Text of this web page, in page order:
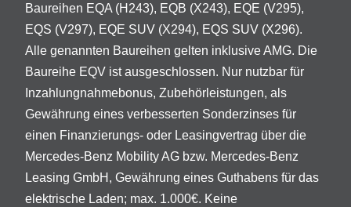
Baureihen EQA (H243), EQB (X243), EQE (V295),
EQS (V297), EQE SUV (X294), EQS SUV (X296).
Alle genannten Baureihen gelten inklusive AMG. Die
Baureihe EQV ist ausgeschlossen. Nur nutzbar für
Inzahlungnahmebonus, Zubehörleistungen, als
Gewährung eines verbesserten Sonderzinses für
einen Finanzierungs- oder Leasingvertrag über die
Mercedes-Benz Mobility AG bzw. Mercedes-Benz
Leasing GmbH, Gewährung eines Guthabens für das
elektrische Laden; max. 1.000€. Keine